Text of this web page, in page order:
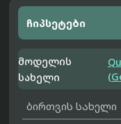
ჩიპსეტები
მოდელის
სახელი
ბირთვის სახელი